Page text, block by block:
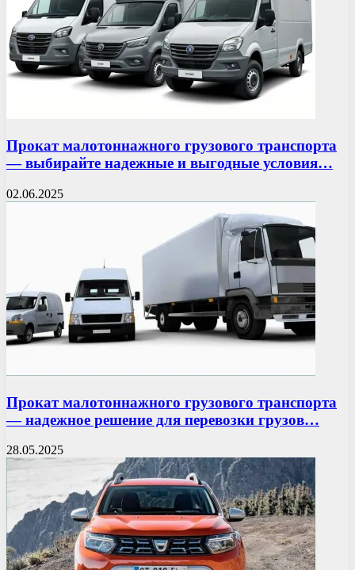
Прокат малотоннажного грузового транспорта
— выбирайте надежные и выгодные условия…
02.06.2025
Прокат малотоннажного грузового транспорта
— надежное решение для перевозки грузов…
28.05.2025